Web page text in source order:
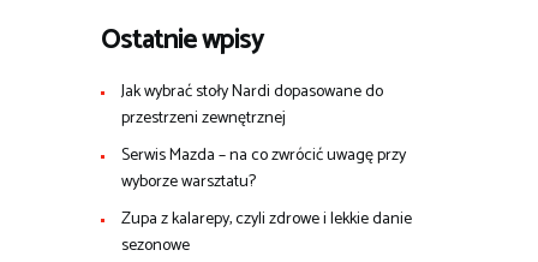
Ostatnie wpisy
Jak wybrać stoły Nardi dopasowane do
przestrzeni zewnętrznej
Serwis Mazda – na co zwrócić uwagę przy
wyborze warsztatu?
Zupa z kalarepy, czyli zdrowe i lekkie danie
sezonowe